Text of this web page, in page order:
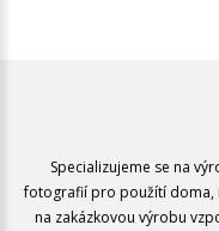
Specializujeme se na
fotografií pro použítí doma,
na zakázkovou výrobu